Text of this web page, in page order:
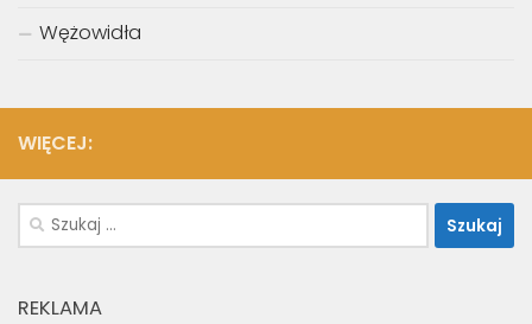
Wężowidła
WIĘCEJ:
Szukaj:
REKLAMA